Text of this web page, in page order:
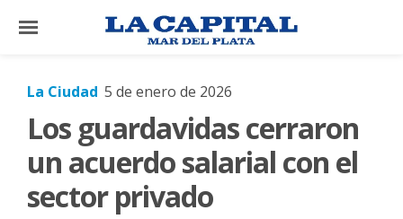
×
El
Mundo
La Ciudad 5 de enero de 2026
Los guardavidas cerraron
un acuerdo salarial con el
sector privado